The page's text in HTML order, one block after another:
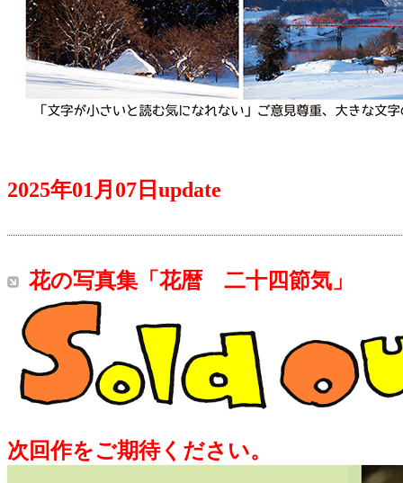
2025年01月07日update
花の写真集「花暦 二十四節気」
次回作をご期待ください。